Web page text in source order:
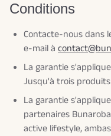
Conditions
Contacte-nous dans
e-mail à
La garantie
Jusqu'à trois
La garantie
partenaires
active lifestyle,